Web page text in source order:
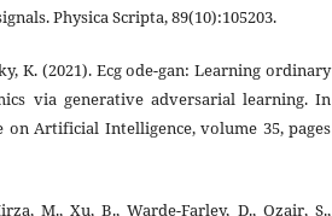
Physica Scripta, 89(10):105203.
K. (2021). Ecg ode-gan: Learning ordinary
via generative adversarial learning. In
on Artificial Intelligence, volume 35, pages
M., Xu, B., Warde-Farley, D., Ozair, S.,